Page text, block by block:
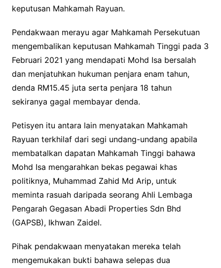
keputusan Mahkamah Rayuan.
Pendakwaan merayu agar Mahkamah Persekutuan
mengembalikan keputusan Mahkamah Tinggi pada 3
Februari 2021 yang mendapati Mohd Isa bersalah
dan menjatuhkan hukuman penjara enam tahun,
denda RM15.45 juta serta penjara 18 tahun
sekiranya gagal membayar denda.
Petisyen itu antara lain menyatakan Mahkamah
Rayuan terkhilaf dari segi undang-undang apabila
membatalkan dapatan Mahkamah Tinggi bahawa
Mohd Isa mengarahkan bekas pegawai khas
politiknya, Muhammad Zahid Md Arip, untuk
meminta rasuah daripada seorang Ahli Lembaga
Pengarah Gegasan Abadi Properties Sdn Bhd
(GAPSB), Ikhwan Zaidel.
Pihak pendakwaan menyatakan mereka telah
mengemukakan bukti bahawa selepas dua